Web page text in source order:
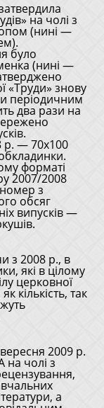
на чолі з
(нині —
було
(нині —
«Труди» знову
періодичним
два рази на
р. — 70х100
форматі
2007/2008
з
обсяг
випусків —
з 2008 р., в
які в цілому
церковної
кількість, так
2009 р.
на чолі з
а